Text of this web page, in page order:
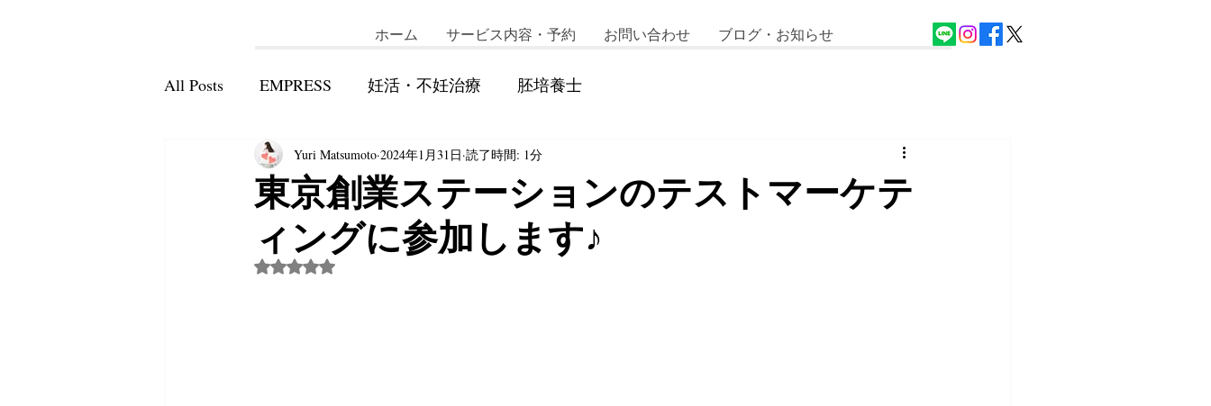
ホーム サービス内容・予約 お問い合わせ ブログ・お知らせ
All Posts EMPRESS 妊活・不妊治療 胚培養士
東京創業ステーションのテストマーケテ
ィングに参加します♪
Yuri Matsumoto 2024年1月31日 読了時間: 1分
5つ星のうちNaNと評価されています。